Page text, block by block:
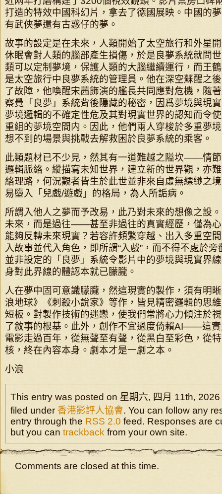
打造的特效中國科幻片，拿去了德國展映。中國的
有武俠夢還有古惑仔的夢。
故事的設定是在未來，人類開始了太空旅行和外星
休眠會對人類的腦部產生損傷，於是良夢系統就問
類可以定制夢境，保護人類的大腦繼續運行，而王
是太空旅行中良夢系統的管理員。他在深空蘇醒之
了故障，他喚醒宋茜飾演的艦長共同應對危機，隨
察覺「良夢」系統背後隱藏的秘密，因爲夢境與現
夢境邏輯的不確定性危及其對現實世界的認知而令
重組的夢境空間内。因此，他們兩人穿梭於多重夢
想不到的場景與挑戰去解救困於良夢系統的乘客。
此類題材已不少見，然其有一道難越之隘坎——情
邏輯脈絡。縱描寫未知世界，建立新的世界觀，亦
絡理路，何況觀者皆生於此世並非來自虛無縹緲之
易墮入「兒戲/遊戲」的格局，為人所詬病。
所謂入他人之夢而予改易，此乃對未來的想像之設
未來，而是過往——甚至非過往的真實經歷，僅為
能夠反轉未來現實？若容許頻繁穿越、出入多重空
入故事並代入角色，即所謂“入戲”，而不得不處於
並非設定的「良夢」系統令影片中的夢境與現實界
身對此界線的體認本就已朦朧。
人在夢中固可意識朦朧，然這現實的製作，須有明
浪地球》《刺殺小說家》等作，皆見精密邏輯的思
短板。對製作技術的迷戀，使我們常將心力傾注於
了敘事的根基。此外，創作不宜過度倚賴AI——這
電影走過百年，從無聲至有聲，從黑白至彩色，從
核，終在內容本身。劇本才是一劇之本。
小浪
This entry was posted on 星期六, 四月 11th,
filed under 香港影評人協會. You can follow any
entry through the RSS 2.0 feed. Responses are
but you can trackback from your own site.
Comments are closed at this time.